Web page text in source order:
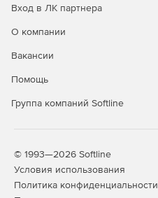
Вход в ЛК партнера
О компании
Вакансии
Помощь
Группа компаний Softline
© 1993—2026 Softline
Условия использования
Политика конфиденциальности